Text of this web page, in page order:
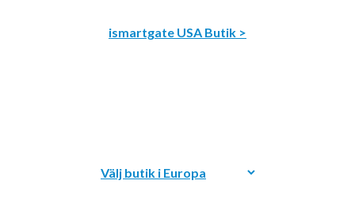
ismartgate USA Butik >